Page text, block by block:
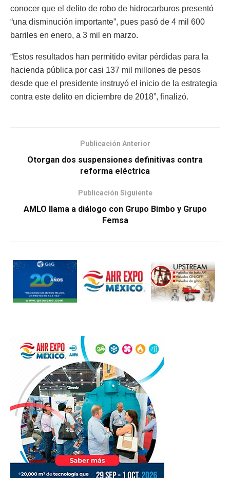
conocer que el delito de robo de hidrocarburos presentó
“una disminución importante”, pues pasó de 4 mil 600
barriles en enero, a 3 mil en marzo.
“Estos resultados han permitido evitar pérdidas para la
hacienda pública por casi 137 mil millones de pesos
desde que el presidente instruyó el inicio de la estrategia
contra este delito en diciembre de 2018”, finalizó.
Publicación Anterior
Otorgan dos suspensiones definitivas contra
reforma eléctrica
Publicación Siguiente
AMLO llama a diálogo con Grupo Bimbo y Grupo
Femsa